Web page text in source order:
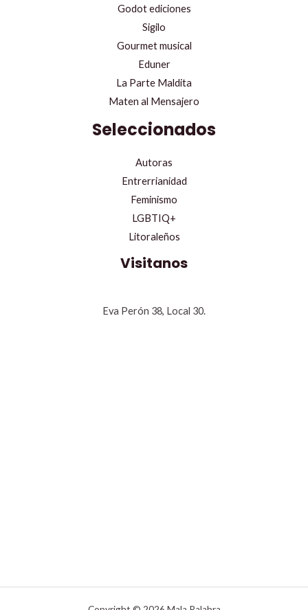
Godot ediciones
Sigilo
Gourmet musical
Eduner
La Parte Maldita
Maten al Mensajero
Seleccionados
Autoras
Entrerrianidad
Feminismo
LGBTIQ+
Litoraleños
Visitanos
Eva Perón 38, Local 30.